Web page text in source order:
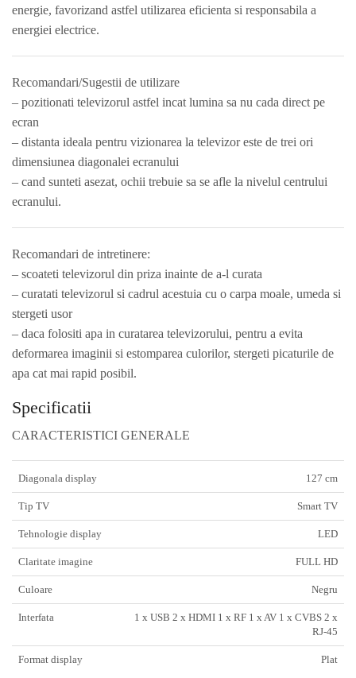
energie, favorizand astfel utilizarea eficienta si responsabila a
energiei electrice.
Recomandari/Sugestii de utilizare
– pozitionati televizorul astfel incat lumina sa nu cada direct pe
ecran
– distanta ideala pentru vizionarea la televizor este de trei ori
dimensiunea diagonalei ecranului
– cand sunteti asezat, ochii trebuie sa se afle la nivelul centrului
ecranului.
Recomandari de intretinere:
– scoateti televizorul din priza inainte de a-l curata
– curatati televizorul si cadrul acestuia cu o carpa moale, umeda si
stergeti usor
– daca folositi apa in curatarea televizorului, pentru a evita
deformarea imaginii si estomparea culorilor, stergeti picaturile de
apa cat mai rapid posibil.
Specificatii
CARACTERISTICI GENERALE
Diagonala display 127 cm
Tip TV Smart TV
Tehnologie display LED
Claritate imagine FULL HD
Culoare Negru
Interfata
1 x USB 2 x HDMI 1 x RF 1 x AV 1 x CVBS 2 x
RJ-45
Format display Plat